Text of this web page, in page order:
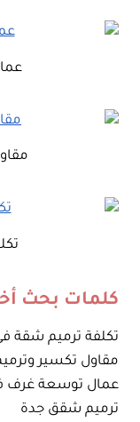
كلمات بحث
تكلفة ترميم شقة
مقاول تكسير
عمال توسعة غرف
ترميم شقق جدة